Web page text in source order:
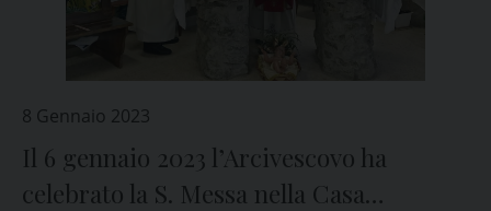
8 Gennaio 2023
Il 6 gennaio 2023 l’Arcivescovo ha
celebrato la S. Messa nella Casa